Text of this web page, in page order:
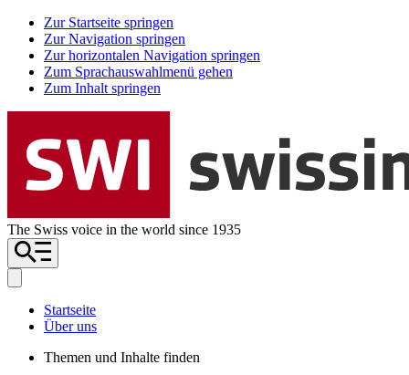
Zur Startseite springen
Zur Navigation springen
Zur horizontalen Navigation springen
Zum Sprachauswahlmenü gehen
Zum Inhalt springen
The Swiss voice in the world since 1935
Startseite
Über uns
Themen und Inhalte finden